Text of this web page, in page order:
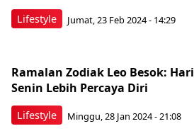
Lifestyle Jumat, 23 Feb 2024 - 14:29
Lifestyle
Ramalan Zodiak Leo Besok: Hari
Senin Lebih Percaya Diri
Minggu, 28 Jan 2024 - 21:08